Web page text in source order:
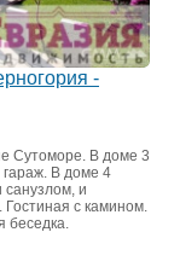
-
Сутоморе. В доме 3
гараж. В доме 4
санузлом, и
с камином.
беседка.